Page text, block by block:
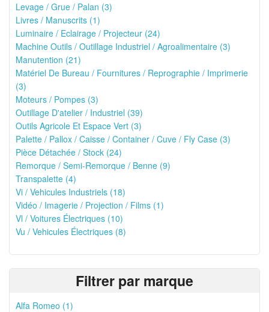
Levage / Grue / Palan (3)
Livres / Manuscrits (1)
Luminaire / Eclairage / Projecteur (24)
Machine Outils / Outillage Industriel / Agroalimentaire (3)
Manutention (21)
Matériel De Bureau / Fournitures / Reprographie / Imprimerie
(3)
Moteurs / Pompes (3)
Outillage D'atelier / Industriel (39)
Outils Agricole Et Espace Vert (3)
Palette / Pallox / Caisse / Container / Cuve / Fly Case (3)
Pièce Détachée / Stock (24)
Remorque / Semi-Remorque / Benne (9)
Transpalette (4)
Vi / Vehicules Industriels (18)
Vidéo / Imagerie / Projection / Films (1)
Vl / Voitures Électriques (10)
Vu / Vehicules Électriques (8)
Filtrer par marque
Alfa Romeo (1)